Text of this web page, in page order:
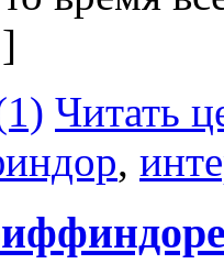
Читать
,